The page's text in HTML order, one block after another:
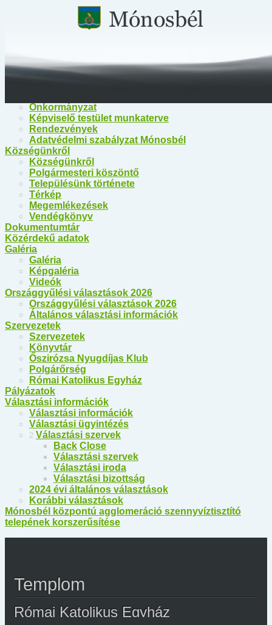
Közérdekű információk
Polgármesteri Hivatal Mónosbél
Közös Hivatal Bélapátfalva
Önkormányzat
Képviselő testület munkaterve
Rendezvények
Adatvédelmi szabályzat Mónosbél
Községünkről
Községünkről
Polgármesteri köszöntő
Településünk története
Térkép
Megemlékezések
Vendégkönyv
Dokumentumtár
Közérdekű adatok
Galéria
Galéria
Képgaléria
Videók
Országgyűlési választások 2026
Országgyűlési választások 2026
Általános választási információk
Szervezetek
Szervezetek
Könyvtár
Őszirózsa Nyugdíjas Klub
Polgárőrség
Római Katolikus Egyház
Pályázatok
Választási információk
Választási információk
Választási ügyintézés
2 Választási szervek
Back Close
Választási szervek
Választási iroda
Választási bizottság
2024 évi általános választások
Korábbi választások
Mónosbél központú agglomeráció szennyvíztisztító
telepének korszerűsítése
Templom
Római Katolikus Egyház